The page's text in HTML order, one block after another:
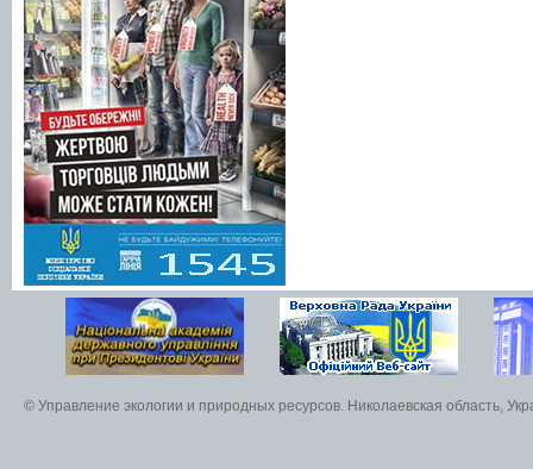
© Управление экологии и природных ресурсов. Николаевская область,